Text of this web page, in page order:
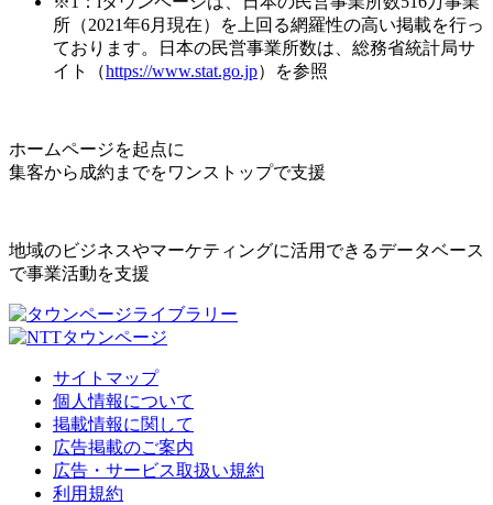
所（2021年6月現在）を上回る網羅性の高い掲載を行っ
ております。日本の民営事業所数は、総務省統計局サ
イト（https://www.stat.go.jp）を参照
ホームページを起点に
集客から成約までをワンストップで支援
地域のビジネスやマーケティングに活用できるデータベース
で事業活動を支援
サイトマップ
個人情報について
掲載情報に関して
広告掲載のご案内
広告・サービス取扱い規約
利用規約